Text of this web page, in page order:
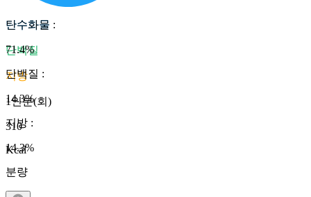
탄수화물
단백질
지방
1인분(회)
310
Kcal
탄수화물 :
71.4%
단백질 :
14.3%
지방 :
14.3%
분량